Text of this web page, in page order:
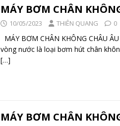
MÁY BƠM CHÂN
10/05/2023 THIÊN QUANG 0
MÁY BƠM CHÂN KHÔNG CHÂU
vòng nước là loại bơm hút chân
[…]
MÁY BƠM CHÂN